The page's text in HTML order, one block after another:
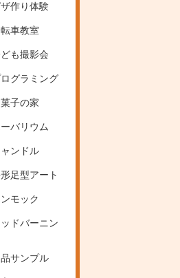
ザ作り体験
車教室
も撮影会
グラミング
子の家
バリウム
ンドル
足型アート
モック
ドバーニン
サンプル